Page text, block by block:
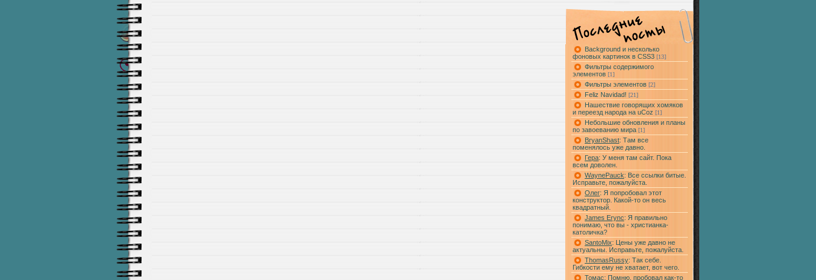
Background и несколько
фоновых картинок в CSS3 [13]
Фильтры содержимого
элементов [1]
Фильтры элементов [2]
Feliz Navidad! [21]
Нашествие говорящих хомяков
и переезд народа на uCoz [1]
Небольшие обновления и планы
по завоеванию мира [1]
BryanShast: Там все
поменялось уже давно.
Гера: У меня там сайт. Пока
всем доволен.
WaynePauck: Все ссылки битые.
Исправьте, пожалуйста.
Олег: Я попробовал этот
конструктор. Какой-то он весь
квадратный.
James Erync: Я правильно
понимаю, что вы - христианка-
католичка?
SantoMix: Цены уже давно не
актуальны. Исправьте, пожалуйста.
ThomasRussy: Так себе.
Гибкости ему не хватает, вот чего.
Томас: Помню, пробовал как-то